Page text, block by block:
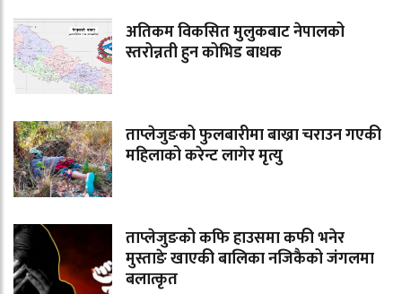
अतिकम विकसित मुलुकबाट नेपालको
स्तरोन्नती हुन कोभिड बाधक
ताप्लेजुङको फुलबारीमा बाख्रा चराउन गएकी
महिलाको करेन्ट लागेर मृत्यु
ताप्लेजुङको कफि हाउसमा कफी भनेर
मुस्ताङे खाएकी बालिका नजिकैको जंगलमा
बलात्कृत